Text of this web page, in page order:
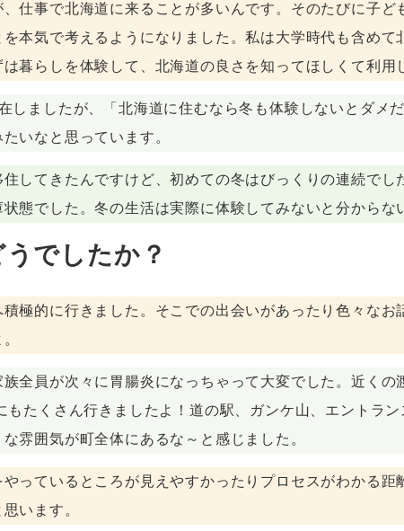
、仕事で北海道に来ることが多いんです。そのたびに子
本気で考えるようになりました。私は大学時代も含め
暮らしを体験して、北海道の良さを知ってほしくて利用
しましたが、「北海道に住むなら冬も体験しないとダメ
いなと思っています。
してきたんですけど、初めての冬はびっくりの連続で
態でした。冬の生活は実際に体験してみないと分からな
でしたか？
極的に行きました。そこでの出会いがあったり色々な
全員が次々に胃腸炎になっちゃって大変でした。近く
もたくさん行きましたよ！道の駅、ガンケ山、エントラ
雰囲気が町全体にあるな～と感じました。
っているところが見えやすかったりプロセスがわかる
います。